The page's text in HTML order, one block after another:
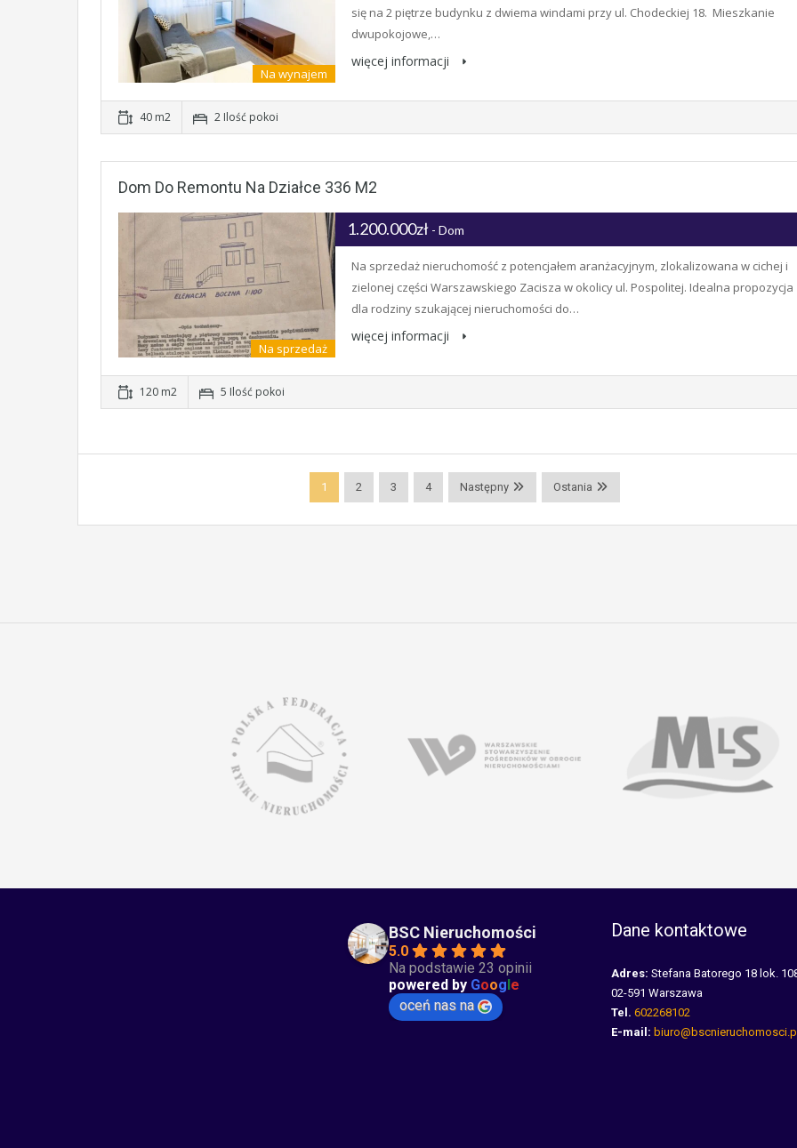
Na wynajem
się na 2 piętrze budynku z dwiema windami przy ul. Chodeckiej 18. Mieszkanie
dwupokojowe,…
więcej informacji
40 m2 2 Ilość pokoi
Dom Do Remontu Na Działce 336 M2
Na sprzedaż
1.200.000zł - Dom
Na sprzedaż nieruchomość z potencjałem aranżacyjnym, zlokalizowana w cichej i
zielonej części Warszawskiego Zacisza w okolicy ul. Pospolitej. Idealna propozycja
dla rodziny szukającej nieruchomości do…
więcej informacji
120 m2 5 Ilość pokoi
1 2 3 4 Następny Ostania
BSC Nieruchomości
5.0
Na podstawie 23 opinii
powered by Google
oceń nas na
Dane kontaktowe
Adres: Stefana Batorego 18 lok.
02-591 Warszawa
Tel. 602268102
E-mail: